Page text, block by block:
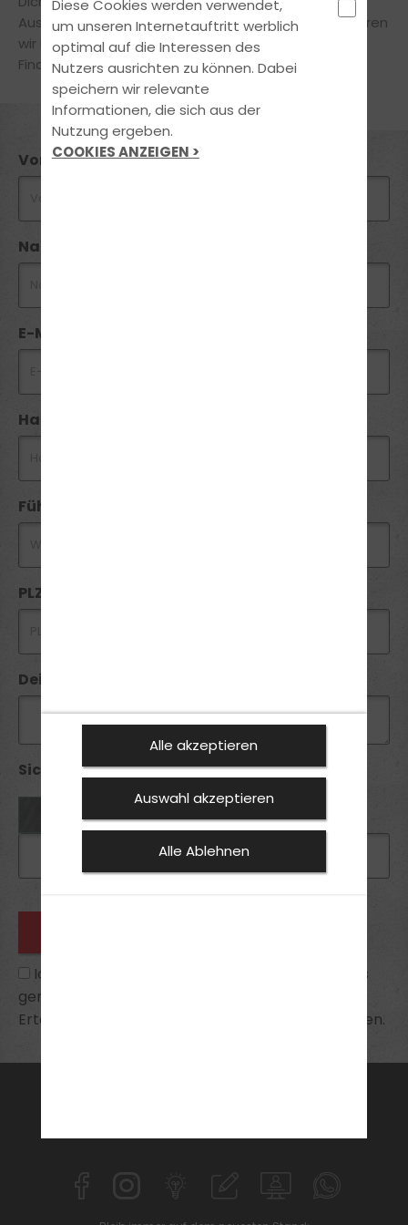
Ausbildungsform beraten zu dürfen. Gerne informieren
wir Dich auch über geeignete
Finanzierungsmöglichkeiten.
Vorname *
Nachname *
E-Mail *
Handynummer *
Führerschein
PLZ *
Deine Anfrage
Sicherheitsabfrage *:
Ich habe die
zur Kenntnis
genommen und bin mit ihnen einverstanden.
Erteilte Einwilligungen kann ich jederzeit widerrufen.
Diese Cookies werden verwendet,
um unseren Internetauftritt werblich
optimal auf die Interessen des
Nutzers ausrichten zu können. Dabei
speichern wir relevante
Informationen, die sich aus der
Nutzung ergeben.
COOKIES ANZEIGEN >
Alle akzeptieren
Auswahl akzeptieren
Alle Ablehnen